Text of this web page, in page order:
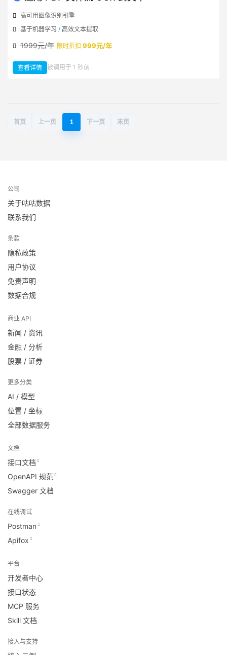
高可用图像识别引擎
基于机器学习 / 高效文本提取
1999元/年 限时折扣 999元/年
查看详情 ：
通
本
被调用于 1 秒前
首页 上一页 1 下一页 末页
公司
关于咕咕数据
联系我们
条款
隐私政策
用户协议
免责声明
数据合规
商业 API
新闻 / 资讯
金融 / 分析
股票 / 证券
更多分类
AI / 模型
位置 / 坐标
全部数据服务
文档
接口文档
OpenAPI 规范
Swagger 文档
在线调试
Postman
Apifox
平台
开发者中心
接口状态
MCP 服务
Skill 文档
接入与支持